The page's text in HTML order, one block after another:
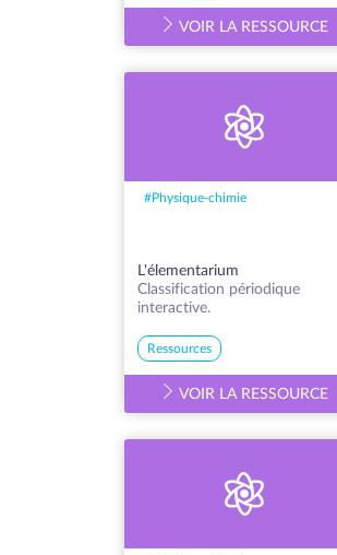
VOIR LA RESSOURCE
#Physique-chimie
L'élementarium
Classification périodique
interactive.
Ressources
VOIR LA RESSOURCE